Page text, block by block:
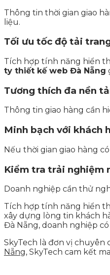
Thông tin thời gian giao
liệu.
Tối ưu tốc độ tải
Tích hợp tính năng hiển
ty thiết kế web Đà Nẵng
Tương thích đa nền
Thông tin giao hàng cần
Minh bạch với khách
Nếu thời gian giao hàng
Kiểm tra trải nghiệm
Doanh nghiệp cần thử
Tích hợp tính năng hiển
xây dựng lòng tin khách
Đà Nẵng, doanh nghiệp
SkyTech là đơn vị chuyên
Nẵng, SkyTech cam kết